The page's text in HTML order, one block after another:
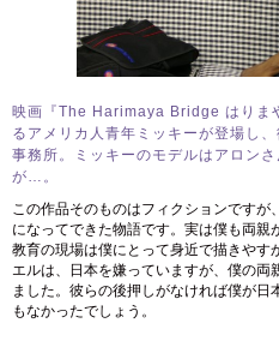
映画『The Harimaya Bridge はりま
るアメリカ人青年ミッキーが登場し
事務所。ミッキーのモデルはアロン
が…。
この作品そのものはフィクションです
になってできた物語です。実は僕も両親
教育の現場は僕にとって身近で描きやす
エルは、日本を嫌っていますが、僕の
ました。彼らの後押しがなければ僕が
もなかったでしょう。